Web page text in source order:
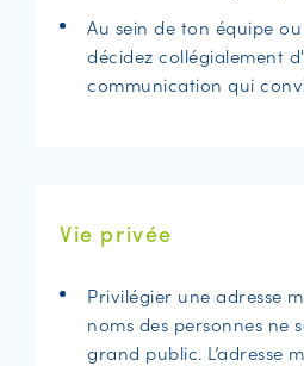
Au sein de ton équipe
décidez collégialement
communication qui
Vie privée
Privilégier une adresse
noms des personnes ne
grand public. L’adresse